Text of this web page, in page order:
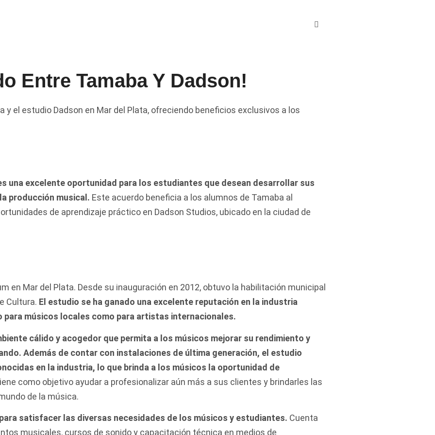
Entre Tamaba Y Dadson!
el estudio Dadson en Mar del Plata, ofreciendo beneficios exclusivos a los
una excelente oportunidad para los estudiantes que desean desarrollar sus
producción musical. Este acuerdo beneficia a los alumnos de Tamaba al
de aprendizaje práctico en Dadson Studios, ubicado en la ciudad de
en Mar del Plata. Desde su inauguración en 2012, obtuvo la habilitación municipal
Cultura. El estudio se ha ganado una excelente reputación en la industria
músicos locales como para artistas internacionales.
cálido y acogedor que permita a los músicos mejorar su rendimiento y
Además de contar con instalaciones de última generación, el estudio
en la industria, lo que brinda a los músicos la oportunidad de
como objetivo ayudar a profesionalizar aún más a sus clientes y brindarles las
de la música.
satisfacer las diversas necesidades de los músicos y estudiantes. Cuenta
musicales, cursos de sonido y capacitación técnica en medios de